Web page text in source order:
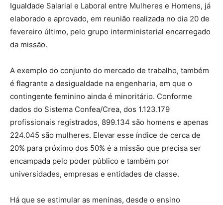
Igualdade Salarial e Laboral entre Mulheres e Homens, já
elaborado e aprovado, em reunião realizada no dia 20 de
fevereiro último, pelo grupo interministerial encarregado
da missão.
A exemplo do conjunto do mercado de trabalho, também
é flagrante a desigualdade na engenharia, em que o
contingente feminino ainda é minoritário. Conforme
dados do Sistema Confea/Crea, dos 1.123.179
profissionais registrados, 899.134 são homens e apenas
224.045 são mulheres. Elevar esse índice de cerca de
20% para próximo dos 50% é a missão que precisa ser
encampada pelo poder público e também por
universidades, empresas e entidades de classe.
Há que se estimular as meninas, desde o ensino